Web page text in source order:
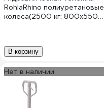
RohlaRhino полиуретановые
колеса(2500 кг; 800x550
В корзину
Нет в наличии